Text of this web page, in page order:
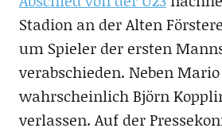
Stadion an der Alten
um Spieler der ersten
verabschieden. Neben
wahrscheinlich Björn
verlassen. Auf der